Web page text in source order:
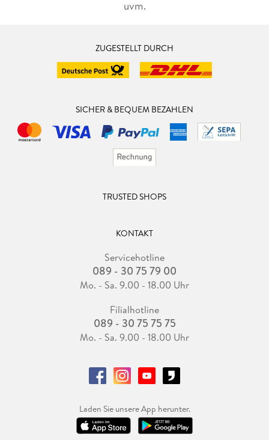
uvm.
ZUGESTELLT DURCH
SICHER & BEQUEM BEZAHLEN
TRUSTED SHOPS
KONTAKT
Servicehotline
089 - 30 75 79 00
Mo. - Sa. 9.00 - 18.00 Uhr
Filialhotline
089 - 30 75 75 75
Mo. - Sa. 9.00 - 18.00 Uhr
Laden Sie unsere App herunter.